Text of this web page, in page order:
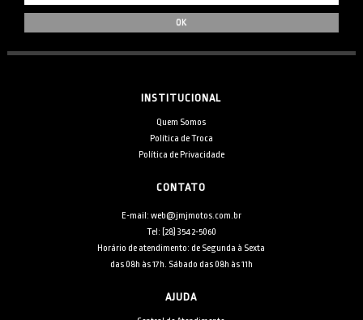
INSTITUCIONAL
Quem Somos
Política de Troca
Política de Privacidade
CONTATO
E-mail: web@jmjmotos.com.br
Tel: [28] 3542-5060
Horário de atendimento: de Segunda à Sexta
das 08h às 17h. Sábado das 08h às 11h
AJUDA